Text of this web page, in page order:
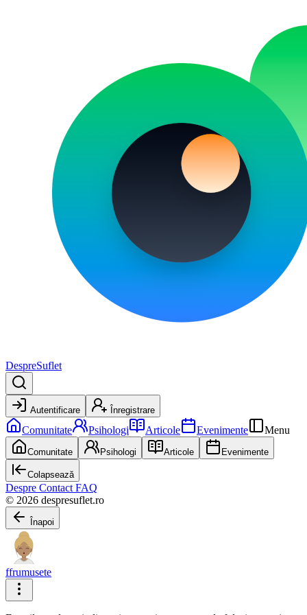
DespreSuflet
Autentificare Înregistrare
Comunitate Psihologi Articole Evenimente Menu
Comunitate Psihologi Articole Evenimente
Colapsează
Despre Contact FAQ
© 2026 despresuflet.ro
Înapoi
ffrumusete